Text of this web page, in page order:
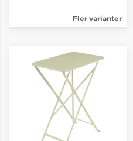
Fler varianter